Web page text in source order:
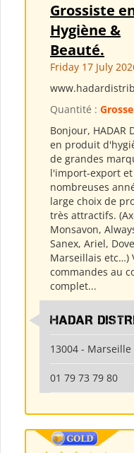
Grossiste
Hygiène &
Beauté.
Friday 17 July
Quantité :
Bonjour, HADAR
en produit
de grandes
l'import-export
nombreuses
large choix de
très attractifs.
Monsavon,
Sanex, Ariel,
Marseillais etc…)
commandes au
complet...
HADAR
13004 - Marseille
01 79 73 79 80